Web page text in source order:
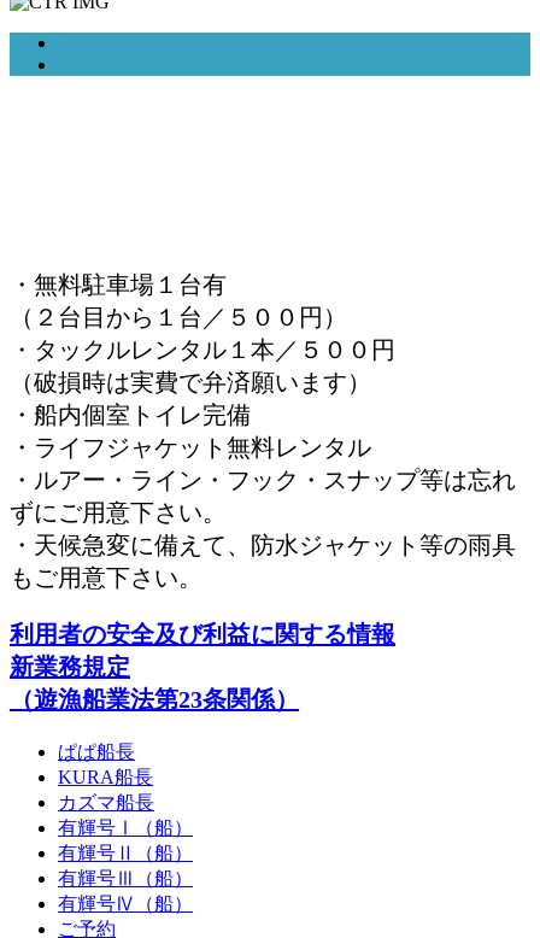
・無料駐車場１台有
（２台目から１台／５００円）
・タックルレンタル１本／５００円
（破損時は実費で弁済願います）
・船内個室トイレ完備
・ライフジャケット無料レンタル
・ルアー・ライン・フック・スナップ等は忘れ
ずにご用意下さい。
・天候急変に備えて、防水ジャケット等の雨具
もご用意下さい。
利用者の安全及び利益に関する情報
新業務規定
（遊漁船業法第23条関係）
ぱぱ船長
KURA船長
カズマ船長
有輝号Ⅰ（船）
有輝号Ⅱ（船）
有輝号Ⅲ（船）
有輝号Ⅳ（船）
ご予約